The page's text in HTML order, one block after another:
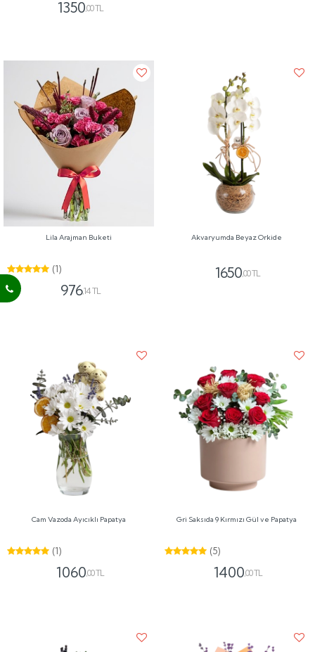
1350,00 TL
Lila Arajman Buketi
(1)
976,14 TL
Akvaryumda Beyaz Orkide
1650,00 TL
Cam Vazoda Ayıcıklı Papatya
(1)
1060,00 TL
Gri Saksıda 9 Kırmızı Gül ve Papatya
(5)
1400,00 TL